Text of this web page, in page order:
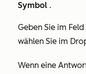
Symbol .
Geben Sie im Feld
wählen Sie im
Wenn eine